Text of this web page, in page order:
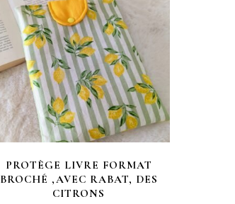
PROTÈGE LIVRE FORMAT
BROCHÉ ,AVEC RABAT, DES
CITRONS